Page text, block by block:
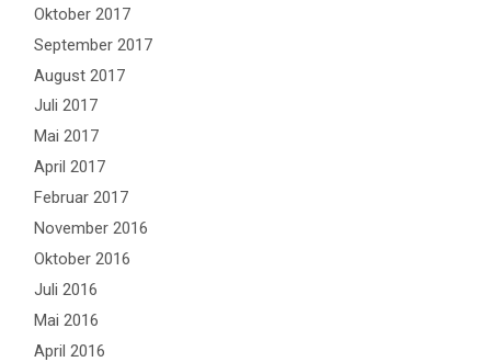
Oktober 2017
September 2017
August 2017
Juli 2017
Mai 2017
April 2017
Februar 2017
November 2016
Oktober 2016
Juli 2016
Mai 2016
April 2016